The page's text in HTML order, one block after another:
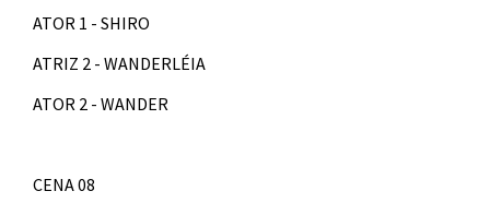
ATOR 1 - SHIRO
ATRIZ 2 - WANDERLÉIA
ATOR 2 - WANDER
CENA 08